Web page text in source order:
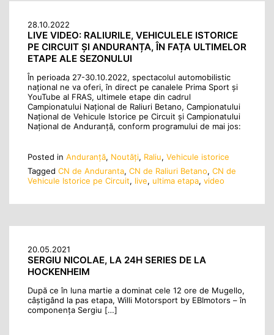
28.10.2022
LIVE VIDEO: RALIURILE, VEHICULELE ISTORICE
PE CIRCUIT ȘI ANDURANȚA, ÎN FAȚA ULTIMELOR
ETAPE ALE SEZONULUI
În perioada 27-30.10.2022, spectacolul automobilistic
național ne va oferi, în direct pe canalele Prima Sport și
YouTube al FRAS, ultimele etape din cadrul
Campionatului Național de Raliuri Betano, Campionatului
Național de Vehicule Istorice pe Circuit și Campionatului
Național de Anduranță, conform programului de mai jos:
Posted in Anduranţă, Noutăţi, Raliu, Vehicule istorice
Tagged CN de Anduranta, CN de Raliuri Betano, CN de
Vehicule Istorice pe Circuit, live, ultima etapa, video
20.05.2021
SERGIU NICOLAE, LA 24H SERIES DE LA
HOCKENHEIM
După ce în luna martie a dominat cele 12 ore de Mugello,
câștigând la pas etapa, Willi Motorsport by EBImotors – în
componența Sergiu […]